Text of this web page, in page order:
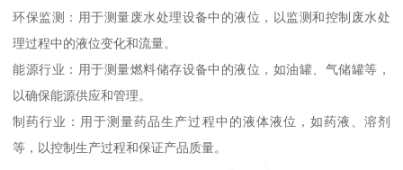
环保监测：用于测量废水处理设备中的液位，以监测和控制废水处
理过程中的液位变化和流量。
能源行业：用于测量燃料储存设备中的液位，如油罐、气储罐等，
以确保能源供应和管理。
制药行业：用于测量药品生产过程中的液体液位，如药液、溶剂
等，以控制生产过程和保证产品质量。